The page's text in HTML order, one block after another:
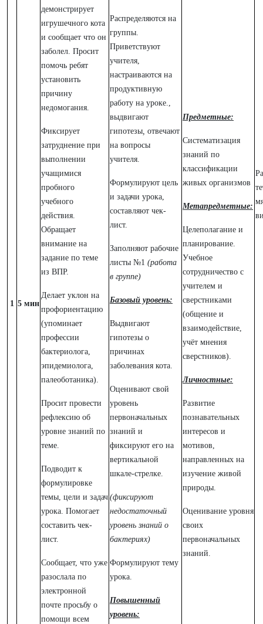
1 5 мин
демонстрирует
игрушечного кота
и сообщает что он
заболел. Просит
помочь ребят
установить
причину
недомогания.
Фиксирует
затруднение при
выполнении
учащимися
пробного
учебного
действия.
Обращает
внимание на
задание по теме
из ВПР.
Делает уклон на
профориентацию
(упоминает
профессии
бактериолога,
эпидемиолога,
палеоботаника).
Просит провести
рефлексию об
уровне знаний по
теме.
Подводит к
формулировке
темы, цели и задач
урока. Помогает
составить чек-
лист.
Сообщает, что уже
разослала по
электронной
почте просьбу о
помощи всем
Распределяются на
группы.
Приветствуют
учителя,
настраиваются на
продуктивную
работу на уроке.,
выдвигают
гипотезы, отвечают
на вопросы
учителя.
Формулируют цель
и задачи урока,
составляют чек-
лист.
Заполняют рабочие
листы №1 (работа
в группе)
Базовый уровень:
Выдвигают
гипотезы о
причинах
заболевания кота.
Оценивают свой
уровень
первоначальных
знаний и
фиксируют его на
вертикальной
шкале-стрелке.
(фиксируют
недостаточный
уровень знаний о
бактериях)
Формулируют тему
урока.
Повышенный
уровень:
Предметные:
Систематизация
знаний по
классификации
живых организмов
Метапредметные:
Целеполагание и
планирование.
Учебное
сотрудничество с
учителем и
сверстниками
(общение и
взаимодействие,
учёт мнения
сверстников).
Личностные:
Развитие
познавательных
интересов и
мотивов,
направленных на
изучение живой
природы.
Оценивание уровня
своих
первоначальных
знаний.